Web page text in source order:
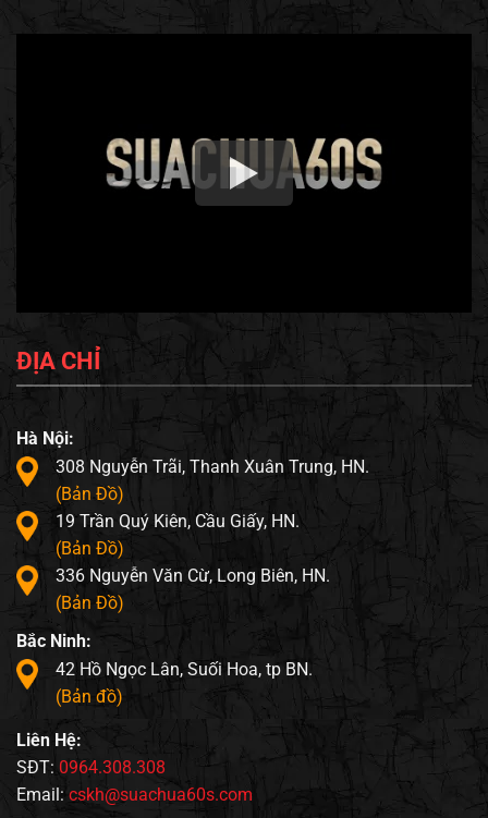
ĐỊA CHỈ
Hà Nội:
308 Nguyễn Trãi, Thanh Xuân Trung, HN.
(Bản Đồ)
19 Trần Quý Kiên, Cầu Giấy, HN.
(Bản Đồ)
336 Nguyễn Văn Cừ, Long Biên, HN.
(Bản Đồ)
Bắc Ninh:
42 Hồ Ngọc Lân, Suối Hoa, tp BN.
(Bản đồ)
Liên Hệ:
SĐT: 0964.308.308
Email: cskh@suachua60s.com